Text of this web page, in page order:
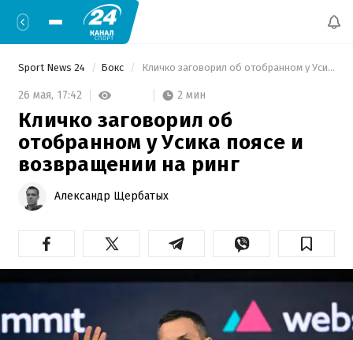
Sport News 24 Бокс Кличко заговорил об отобранном у Усика поясе и возвращении на ринг
26 мая, 17:42 2 мин
Кличко заговорил об
отобранном у Усика поясе и
возвращении на ринг
Александр Щербатых